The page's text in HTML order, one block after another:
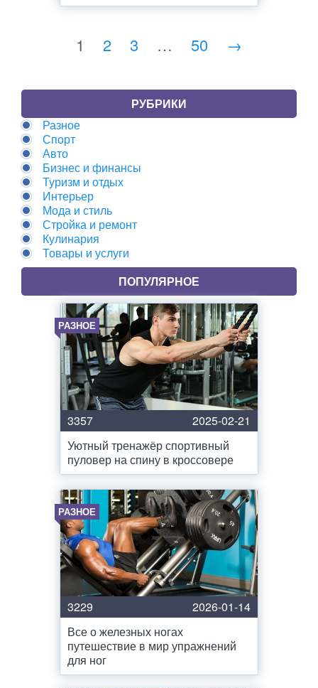
1 2 3 … 50 →
РУБРИКИ
Разное
Спорт
Авто
Бизнес и финансы
Туризм и отдых
Интерьер
Мода и стиль
Стройка и ремонт
Кулинария
Товары и услуги
ПОПУЛЯРНОЕ
РАЗНОЕ
3357
2025-02-21
Уютный тренажёр спортивный
пуловер на спину в кроссовере
РАЗНОЕ
3229
2026-01-14
Все о железных ногах
путешествие в мир упражнений
для ног